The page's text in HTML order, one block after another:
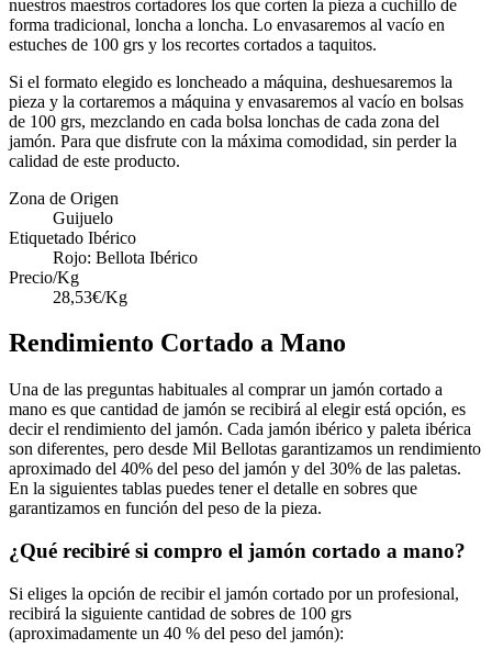
nuestros maestros cortadores los que corten la pieza a cuchillo de
forma tradicional, loncha a loncha. Lo envasaremos al vacío en
estuches de 100 grs y los recortes cortados a taquitos.
Si el formato elegido es loncheado a máquina, deshuesaremos la
pieza y la cortaremos a máquina y envasaremos al vacío en bolsas
de 100 grs, mezclando en cada bolsa lonchas de cada zona del
jamón. Para que disfrute con la máxima comodidad, sin perder la
calidad de este producto.
Zona de Origen
Guijuelo
Etiquetado Ibérico
Rojo: Bellota Ibérico
Precio/Kg
28,53€/Kg
Rendimiento Cortado a Mano
Una de las preguntas habituales al comprar un jamón cortado a
mano es que cantidad de jamón se recibirá al elegir está opción, es
decir el rendimiento del jamón. Cada jamón ibérico y paleta ibérica
son diferentes, pero desde Mil Bellotas garantizamos un rendimiento
aproximado del 40% del peso del jamón y del 30% de las paletas.
En la siguientes tablas puedes tener el detalle en sobres que
garantizamos en función del peso de la pieza.
¿Qué recibiré si compro el jamón cortado a mano?
Si eliges la opción de recibir el jamón cortado por un profesional,
recibirá la siguiente cantidad de sobres de 100 grs
(aproximadamente un 40 % del peso del jamón):